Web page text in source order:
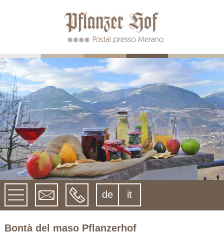
de it
Bontà del maso Pflanzerhof